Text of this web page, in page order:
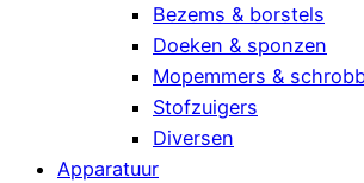
Bezems & borstels
Doeken & sponzen
Mopemmers &
Stofzuigers
Diversen
Apparatuur